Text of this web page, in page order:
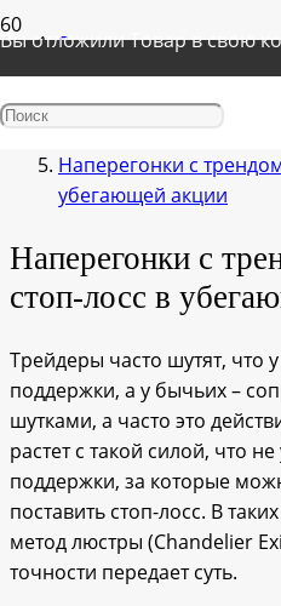
Вы отложилиТоварв свою
Главная
Стратегия торговли
Наперегонки с
убегающей акции
Наперегонки с
стоп-лосс в
Трейдеры часто шутят, что
поддержки, а у бычьих –
шутками, а часто это
растет с такой силой, что
поддержки, за которые
поставить стоп-лосс. В
метод люстры (Chandelier
точности передает суть.